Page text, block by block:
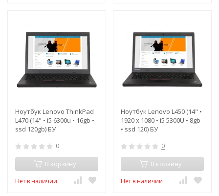
Ноутбук Lenovo ThinkPad
L470 (14" • i5 6300u • 16gb •
ssd 120gb) БУ
0
В корзину
Нет в наличии
Ноутбук Lenovo L450 (14" •
1920 x 1080 • i5 5300U • 8gb
• ssd 120) БУ
0
В корзину
Нет в наличии